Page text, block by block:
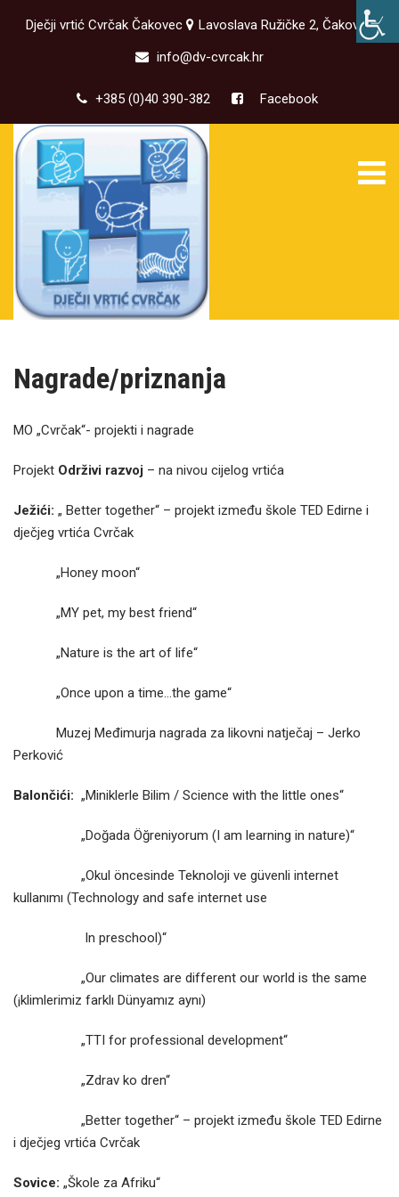
Dječji vrtić Cvrčak Čakovec
Lavoslava Ružičke 2, Čakovec
info@dv-cvrcak.hr
+385 (0)40 390-382 Facebook
Nagrade/priznanja
MO „Cvrčak“- projekti i nagrade
Projekt Održivi razvoj – na nivou cijelog vrtića
Ježići: „ Better together“ – projekt između škole TED Edirne i
dječjeg vrtića Cvrčak
„Honey moon“
„MY pet, my best friend“
„Nature is the art of life“
„Once upon a time…the game“
Muzej Međimurja nagrada za likovni natječaj – Jerko
Perković
Balončići: „Miniklerle Bilim / Science with the little ones“
„Doğada Öğreniyorum (I am learning in nature)“
„Okul öncesinde Teknoloji ve güvenli internet
kullanımı (Technology and safe internet use
In preschool)“
„Our climates are different our world is the same
(¡klimlerimiz farklı Dünyamız aynı)
„TTI for professional development“
„Zdrav ko dren“
„Better together“ – projekt između škole TED Edirne
i dječjeg vrtića Cvrčak
Sovice: „Škole za Afriku“